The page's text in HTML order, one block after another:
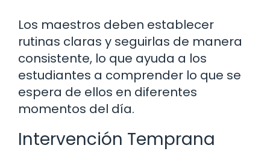
Los maestros deben establecer
rutinas claras y seguirlas de manera
consistente, lo que ayuda a los
estudiantes a comprender lo que se
espera de ellos en diferentes
momentos del día.
Intervención Temprana